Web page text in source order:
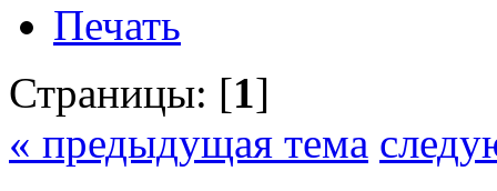
Печать
Страницы: [1]
« предыдущая тема